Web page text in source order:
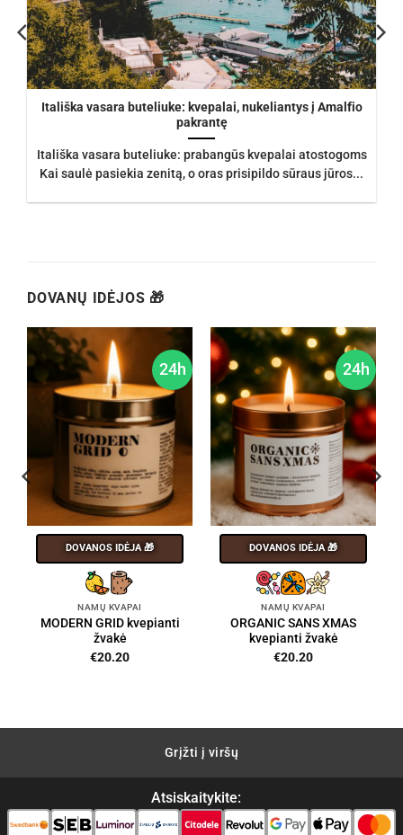
Itališka vasara buteliuke: kvepalai, nukeliantys į Amalfio
pakrantę
Itališka vasara buteliuke: prabangūs kvepalai atostogoms
Kai saulė pasiekia zenitą, o oras prisipildo sūraus jūros...
DOVANŲ IDĖJOS 🎁
24h
DOVANOS IDĖJA 🎁
NAMŲ KVAPAI
MODERN GRID kvepianti
žvakė
€20.20
24h
DOVANOS IDĖJA 🎁
NAMŲ KVAPAI
ORGANIC SANS XMAS
kvepianti žvakė
€20.20
Grįžti į viršų
Atsiskaitykite: